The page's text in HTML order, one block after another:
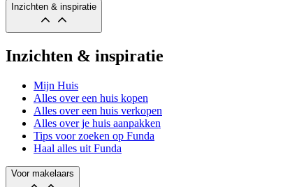
Inzichten & inspiratie
Inzichten & inspiratie
Mijn Huis
Alles over een huis kopen
Alles over een huis verkopen
Alles over je huis aanpakken
Tips voor zoeken op Funda
Haal alles uit Funda
Voor makelaars